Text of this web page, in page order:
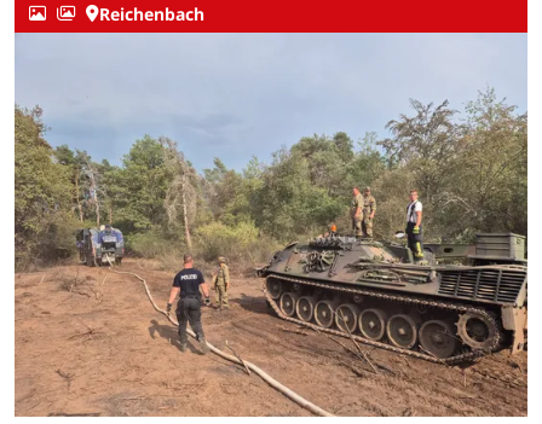
Reichenbach